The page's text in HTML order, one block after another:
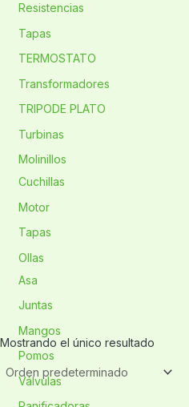
Resistencias
Tapas
TERMOSTATO
Transformadores
TRIPODE PLATO
Turbinas
Molinillos
Cuchillas
Motor
Tapas
Ollas
Asa
Juntas
Mangos
Pomos
Válvulas
Mostrando el único resultado